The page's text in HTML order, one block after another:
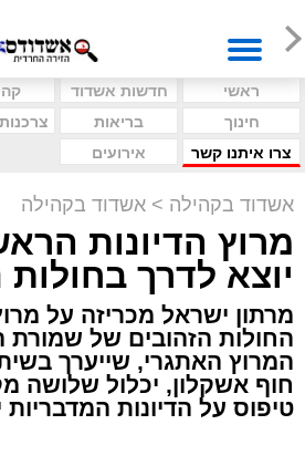
ראשי חדשות אשדוד
חינוך
בריאות
צרו איתנו קשר
אירועים
אשדוד בקהילה > אשדוד בקהילה
מרוץ הדיונות
יוצא לדרך בחולות
מרתון ישראל מכריזה על
החולות הזהובים של שמורת
המרוץ האתגרי, שייערך
חוף אשקלון, יכלול שלושה
טיפוס על הדיונות המדבריות